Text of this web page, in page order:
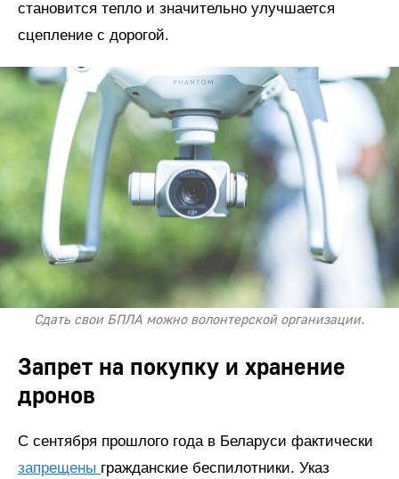
становится тепло и значительно улучшается
сцепление с дорогой.
Сдать свои БПЛА можно волонтерской организации.
Запрет на покупку и хранение
дронов
С сентября прошлого года в Беларуси фактически
запрещены гражданские беспилотники. Указ